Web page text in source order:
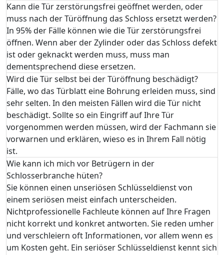
Kann die Tür zerstörungsfrei geöffnet werden, oder
muss nach der Türöffnung das Schloss ersetzt werden?
In 95% der Fälle können wie die Tür zerstörungsfrei
öffnen. Wenn aber der Zylinder oder das Schloss defekt
ist oder geknackt werden muss, muss man
dementsprechend diese ersetzen.
Wird die Tür selbst bei der Türöffnung beschädigt?
Fälle, wo das Türblatt eine Bohrung erleiden muss, sind
sehr selten. In den meisten Fällen wird die Tür nicht
beschädigt. Sollte so ein Eingriff auf Ihre Tür
vorgenommen werden müssen, wird der Fachmann sie
vorwarnen und erklären, wieso es in Ihrem Fall nötig
ist.
Wie kann ich mich vor Betrügern in der
Schlosserbranche hüten?
Sie können einen unseriösen Schlüsseldienst von
einem seriösen meist einfach unterscheiden.
Nichtprofessionelle Fachleute können auf Ihre Fragen
nicht korrekt und konkret antworten. Sie reden umher
und verschleiern oft Informationen, vor allem wenn es
um Kosten geht. Ein seriöser Schlüsseldienst kennt sich